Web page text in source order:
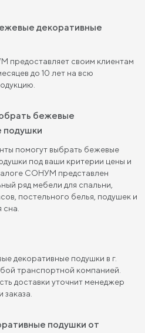
предоставляет своим клиентам
до 10 лет на всю
подушки
помогут выбрать бежевые
под ваши критерии цены и
СОНУМ представлен
ряд мебели для спальни,
постельного белья, подушек и
сна.
декоративные подушки в г.
транспортной компанией.
доставки уточнит менеджер